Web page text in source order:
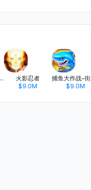
ライク
火影忍者
$9.0M
捕
$9.0M